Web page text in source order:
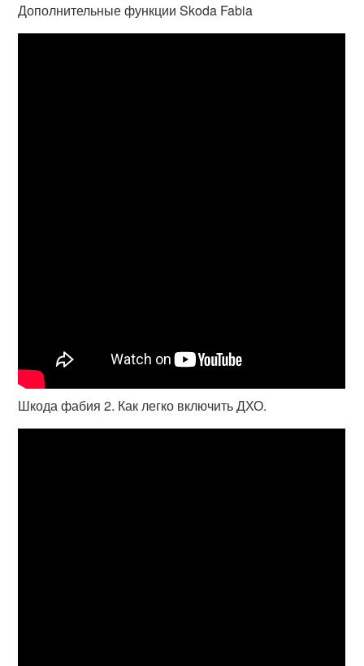
Дополнительные функции Skoda Fabia
Шкода фабия 2. Как легко включить ДХО.